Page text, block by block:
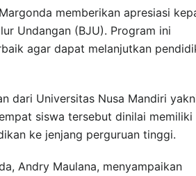
memberikan apresiasi
Undangan (BJU). Program ini
agar dapat melanjutkan
dari Universitas Nusa Mandiri
siswa tersebut dinilai memiliki
ke jenjang perguruan tinggi.
Andry Maulana, menyampaikan